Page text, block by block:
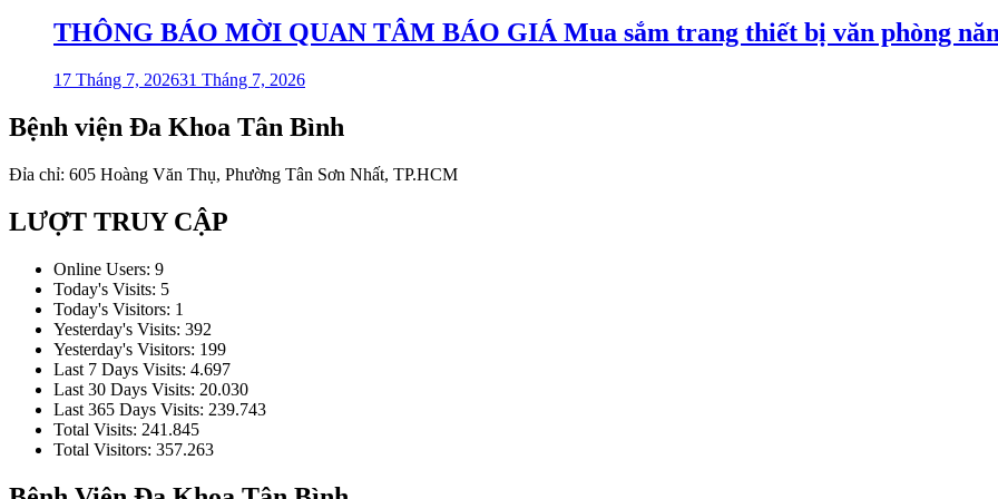
THÔNG BÁO MỜI QUAN TÂM BÁO GIÁ Mua sắm trang thiết bị văn phòng
17 Tháng 7, 202631 Tháng 7, 2026
Bệnh viện Đa Khoa Tân Bình
Đỉa chỉ: 605 Hoàng Văn Thụ, Phường Tân Sơn Nhất, TP.HCM
LƯỢT TRUY CẬP
Online Users: 9
Today's Visits: 5
Today's Visitors: 1
Yesterday's Visits: 392
Yesterday's Visitors: 199
Last 7 Days Visits: 4.697
Last 30 Days Visits: 20.030
Last 365 Days Visits: 239.743
Total Visits: 241.845
Total Visitors: 357.263